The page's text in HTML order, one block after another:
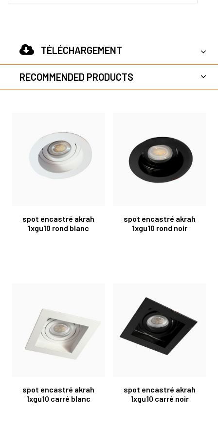
TÉLÉCHARGEMENT
RECOMMENDED PRODUCTS
spot encastré akrah
1xgu10 rond blanc
spot encastré akrah
1xgu10 rond noir
spot encastré akrah
1xgu10 carré blanc
spot encastré akrah
1xgu10 carré noir